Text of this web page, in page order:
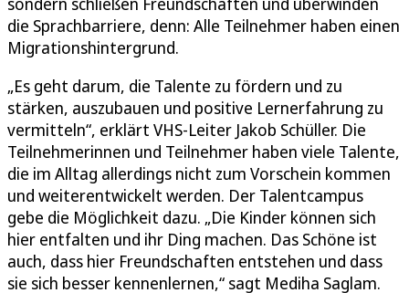
die Sprachbarriere, denn: Alle Teilnehmer haben einen
Migrationshintergrund.
„Es geht darum, die Talente zu fördern und zu
stärken, auszubauen und positive Lernerfahrung zu
vermitteln“, erklärt VHS-Leiter Jakob Schüller. Die
Teilnehmerinnen und Teilnehmer haben viele Talente,
die im Alltag allerdings nicht zum Vorschein kommen
und weiterentwickelt werden. Der Talentcampus
gebe die Möglichkeit dazu. „Die Kinder können sich
hier entfalten und ihr Ding machen. Das Schöne ist
auch, dass hier Freundschaften entstehen und dass
sie sich besser kennenlernen,“ sagt Mediha Saglam.